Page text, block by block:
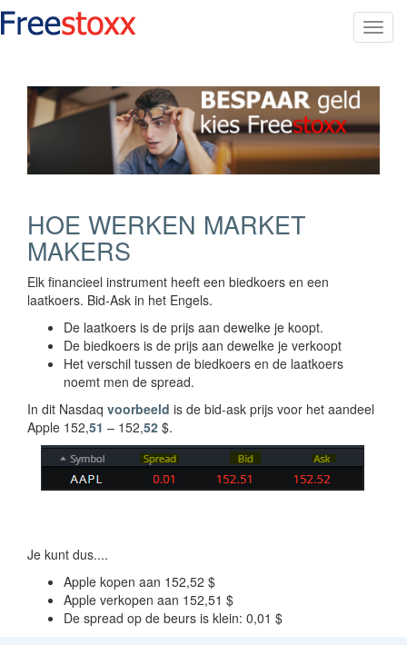
HOE WERKEN MARKET
MAKERS
Elk financieel instrument heeft een biedkoers en een
laatkoers. Bid-Ask in het Engels.
De laatkoers is de prijs aan dewelke je koopt.
De biedkoers is de prijs aan dewelke je verkoopt
Het verschil tussen de biedkoers en de laatkoers
noemt men de spread.
In dit Nasdaq voorbeeld is de bid-ask prijs voor het aandeel
Apple 152,51 – 152,52 $.
Je kunt dus....
Apple kopen aan 152,52 $
Apple verkopen aan 152,51 $
De spread op de beurs is klein: 0,01 $